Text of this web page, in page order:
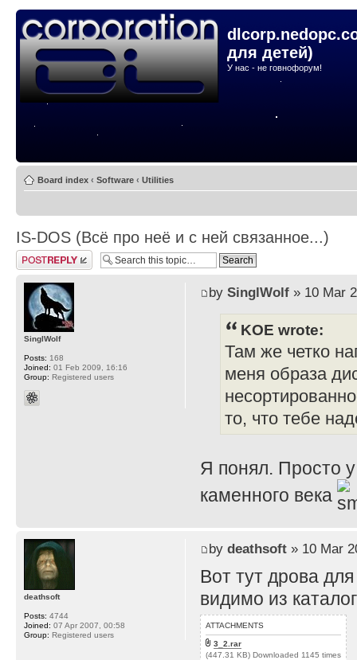
для детей)
У нас - не говнофорум!
Board index ‹ Software ‹ Utilities
IS-DOS (Всё про неё и с ней связанное...)
Post a reply
by SinglWolf» 10 Mar
KOE wrote:
Там же четко
меня образа
то, что тебе
Я понял. Просто
каменного века
SinglWolf
Posts: 168
Joined: 01 Feb 2009, 16:16
Group: Registered users
by deathsoft» 10 Mar
Вот тут дрова
видимо из
ATTACHMENTS
3_2.rar
(447.31 KB) Downloaded 1145 times
deathsoft
Posts: 4744
Joined: 07 Apr 2007, 00:58
Group: Registered users